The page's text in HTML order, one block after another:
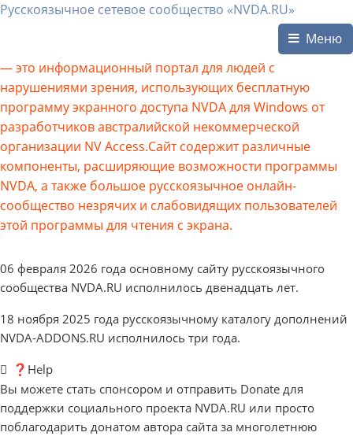
Русскоязычное сетевое сообщество «NVDA.RU»
Меню
— это информационный портал для людей с
нарушениями зрения, использующих бесплатную
программу экранного доступа NVDA для Windows от
разработчиков австралийской некоммерческой
организации NV Access.Сайт содержит различные
компоненты, расширяющие возможности программы
NVDA, а также большое русскоязычное онлайн-
сообщество незрячих и слабовидящих пользователей
этой программы для чтения с экрана.
06 февраля 2026 года основному сайту русскоязычного
сообщества NVDA.RU исполнилось двенадцать лет.
18 ноября 2025 года русскоязычному каталогу дополнений
NVDA-ADDONS.RU исполнилось три года.
❓Help
Вы можете стать спонсором и отправить Donate для
поддержки социального проекта NVDA.RU или просто
поблагодарить донатом автора сайта за многолетнюю